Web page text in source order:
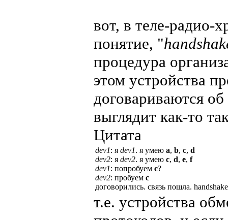
вот, в теле-радио-
понятие, "
процедура
этом устройства
договариваются
выглядит как-то
Цитата
dev1: я dev1. я умею a, b, c, d
dev2: я dev2. я умею c, d, e, f
dev1: попробуем c?
dev2: пробуем c
договорились. связь пошла.
т.е. устройства